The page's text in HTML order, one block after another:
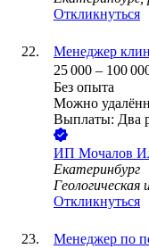
Откликнуться
Менеджер
25 000 – 100
Без опыта
Можно
Выплаты: Два
ИП Мочалов
Екатеринбург
Геологическая
Откликнуться
Менеджер по